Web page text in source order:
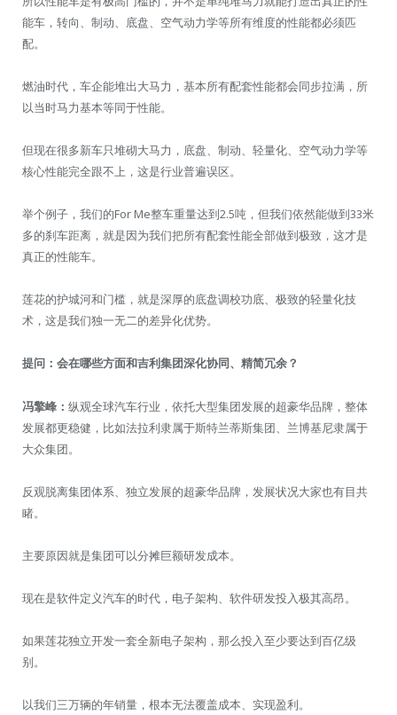
能车，转向、制动、底盘、空气动力学等所有维度的性能都必须匹
配。
燃油时代，车企能堆出大马力，基本所有配套性能都会同步拉满，所
以当时马力基本等同于性能。
但现在很多新车只堆砌大马力，底盘、制动、轻量化、空气动力学等
核心性能完全跟不上，这是行业普遍误区。
举个例子，我们的For Me整车重量达到2.5吨，但我们依然能做到33米
多的刹车距离，就是因为我们把所有配套性能全部做到极致，这才是
真正的性能车。
莲花的护城河和门槛，就是深厚的底盘调校功底、极致的轻量化技
术，这是我们独一无二的差异化优势。
提问：会在哪些方面和吉利集团深化协同、精简冗余？
冯擎峰： 纵观全球汽车行业，依托大型集团发展的超豪华品牌，整体
发展都更稳健，比如法拉利隶属于斯特兰蒂斯集团、兰博基尼隶属于
大众集团。
反观脱离集团体系、独立发展的超豪华品牌，发展状况大家也有目共
睹。
主要原因就是集团可以分摊巨额研发成本。
现在是软件定义汽车的时代，电子架构、软件研发投入极其高昂。
如果莲花独立开发一套全新电子架构，那么投入至少要达到百亿级
别。
以我们三万辆的年销量，根本无法覆盖成本、实现盈利。